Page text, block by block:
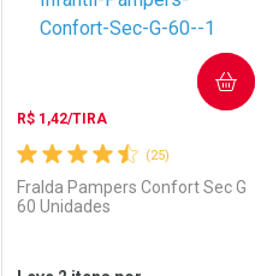
(25)
R$ 1,42/TIRA
Fralda Pampers Confort Sec G
60 Unidades
COMPRAR